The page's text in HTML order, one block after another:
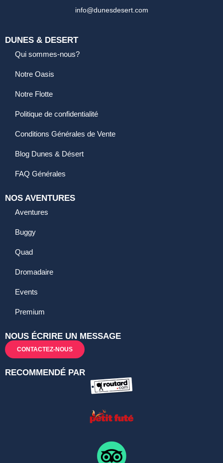
info@dunesdesert.com
DUNES & DESERT
Qui sommes-nous?
Notre Oasis
Notre Flotte
Politique de confidentialité
Conditions Générales de Vente
Blog Dunes & Désert
FAQ Générales
NOS AVENTURES
Aventures
Buggy
Quad
Dromadaire
Events
Premium
NOUS ÉCRIRE UN MESSAGE
CONTACTEZ-NOUS
RECOMMENDÉ PAR